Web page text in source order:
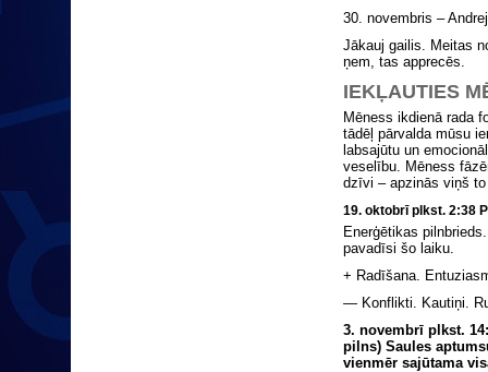
30. novembris –
Jākauj gailis. Meitas
ņem, tas apprecēs.
IEKĻAUTIES
Mēness ikdienā rada
tādēļ pārvalda mūsu
labsajūtu un
veselību. Mēness
dzīvi – apzinās viņš
19. oktobrī plkst. 2:38
Enerģētikas
pavadīsi šo laiku.
+ Radīšana.
— Konflikti. Kautiņi.
3. novembrī plkst.
pilns) Saules
vienmēr sajūtama